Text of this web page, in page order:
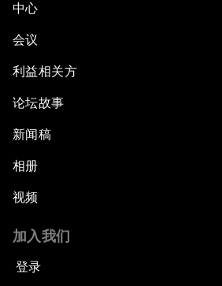
中心
会议
利益相关方
论坛故事
新闻稿
相册
视频
加入我们
登录